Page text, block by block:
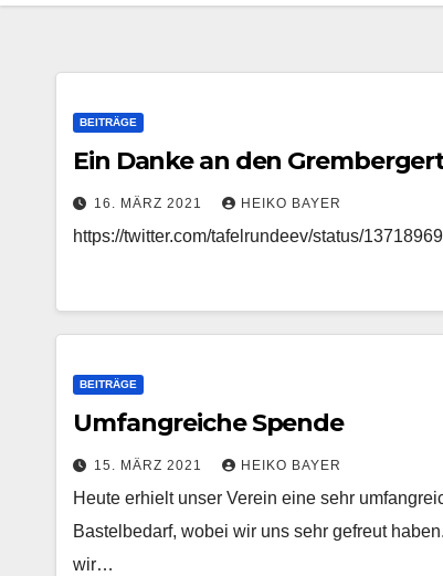
BEITRÄGE
Ein Danke an den
16. MÄRZ 2021 HEIKO BAYER
https://twitter.com/tafelrundeev/status/
BEITRÄGE
Umfangreiche Spende
15. MÄRZ 2021 HEIKO BAYER
Heute erhielt unser Verein eine sehr
Bastelbedarf, wobei wir uns sehr gefreut
wir…